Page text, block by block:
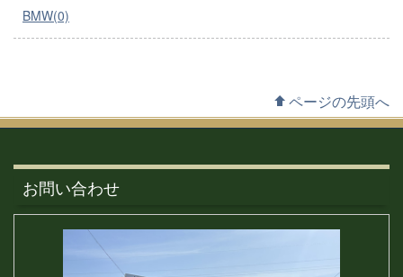
BMW(0)
お問い合わせ
ページの先頭へ